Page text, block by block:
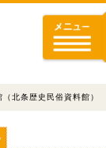
北条歴史民俗資料館）